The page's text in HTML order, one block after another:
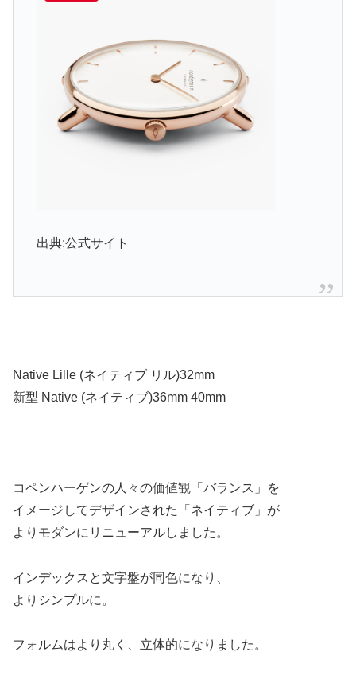
出典:公式サイト
Native Lille (ネイティブ リル)32mm
新型 Native (ネイティブ)36mm 40mm
コペンハーゲンの人々の価値観「バランス」を
イメージしてデザインされた「ネイティブ」が
よりモダンにリニューアルしました。
インデックスと文字盤が同色になり、
よりシンプルに。
フォルムはより丸く、立体的になりました。